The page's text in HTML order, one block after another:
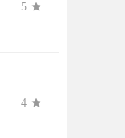
5
4